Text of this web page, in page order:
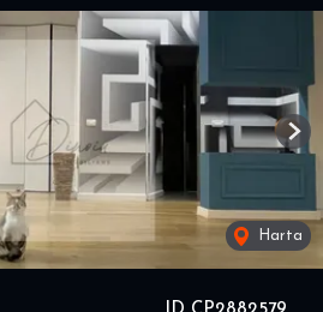
Harta